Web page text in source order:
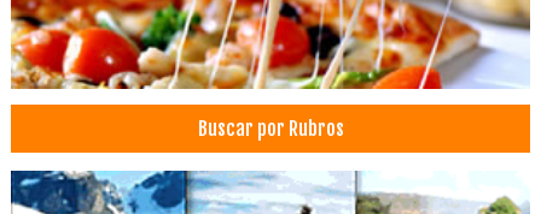
Buscar por Rubros